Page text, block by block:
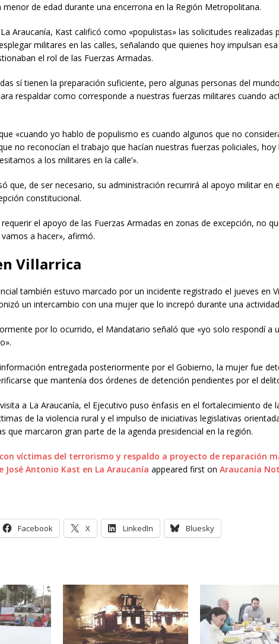
de edad durante una encerrona en la Región Metropolitana.
Araucanía, Kast calificó como «populistas» las solicitudes realizadas
militares en las calles, señalando que quienes hoy impulsan
el rol de las Fuerzas Armadas.
sí tienen la preparación suficiente, pero algunas personas del
respaldar como corresponde a nuestras fuerzas militares cuando
«cuando yo hablo de populismo es cuando algunos que no
no reconocían el trabajo que hacían nuestras fuerzas policiales, hoy
a los militares en la calle’».
que, de ser necesario, su administración recurrirá al apoyo militar en
constitucional.
el apoyo de las Fuerzas Armadas en zonas de excepción, no
a hacer», afirmó.
Villarrica
también estuvo marcado por un incidente registrado el jueves en
un intercambio con una mujer que lo increpó durante una
por lo ocurrido, el Mandatario señaló que «yo solo respondí a
entregada posteriormente por el Gobierno, la mujer fue
que mantenía dos órdenes de detención pendientes por el
a La Araucanía, el Ejecutivo puso énfasis en el fortalecimiento de
de la violencia rural y el impulso de iniciativas legislativas
que marcaron gran parte de la agenda presidencial en la región.
víctimas del terrorismo y respaldo a proyecto de reparación
José Antonio Kast en La Araucanía appeared first on Araucanía
Facebook X LinkedIn Bluesky